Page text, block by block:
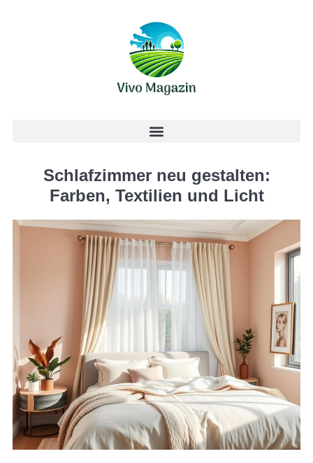
Schlafzimmer neu gestalten:
Farben, Textilien und Licht